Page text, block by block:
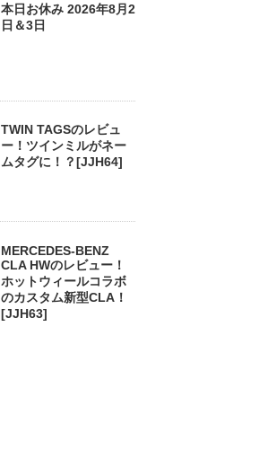
本日お休み 2026年8月2
日＆3日
TWIN TAGSのレビュ
ー！ツインミルがネー
ムタグに！？[JJH64]
MERCEDES-BENZ
CLA HWのレビュー！
ホットウィールコラボ
のカスタム新型CLA！
[JJH63]